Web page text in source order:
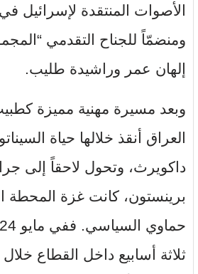
الأصوات المنتقدة لإسرائيل
ومنضمّاً للجناح التقدمي
إلهان عمر وراشيدة طليب.
وبعد مسيرة مهنية مميزة
العراق أنقذ خلالها حياة
داكويرث، وتحول لاحقاً إلى
برينستون، كانت غزة المحطة
ثلاثة أسابيع داخل القطاع